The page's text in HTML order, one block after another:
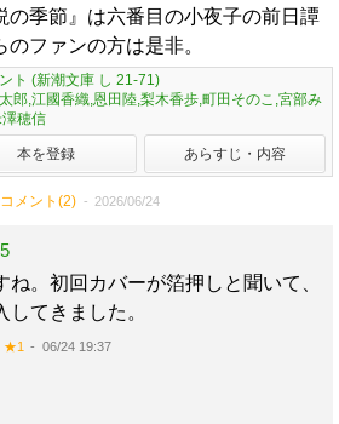
の季節』は六番目の小夜子の前日譚
ファンの方は是非。
ト (新潮文庫 し 21-71)
郎,江國香織,恩田陸,梨木香歩,町田そのこ,宮部み
穂信
本を登録 あらすじ・内容
コメント(2) 2026/06/24
ね。初回カバーが箔押しと聞いて、
してきました。
★1 06/24 19:37